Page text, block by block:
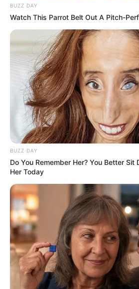
BUZZ DAY
Watch This Parrot Belt Out A Pitch-
BUZZ DAY
Do You Remember Her? You Better Sit
Her Today